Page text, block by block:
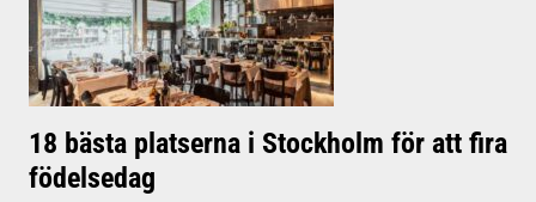
18 bästa platserna i Stockholm för att fira
födelsedag